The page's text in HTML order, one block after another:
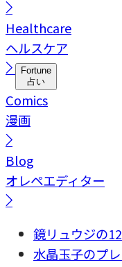
Healthcare
ヘルスケア
Fortune
占い
Comics
漫画
Blog
オレペエディター
鏡リュウジの
水晶玉子のプ